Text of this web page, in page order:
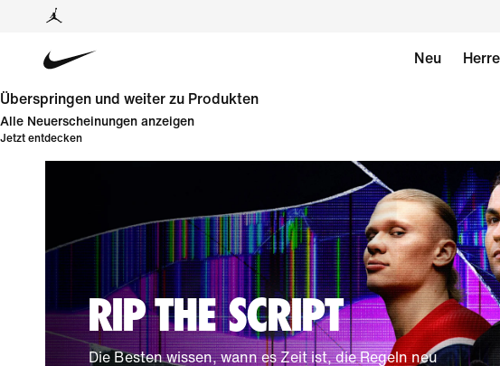
Neu
Überspringen und weiter zu Produkten
Alle Neuerscheinungen anzeigen
Jetzt entdecken
RIP THE SCRIPT
Die Besten wissen, wann es Zeit ist, die Regeln neu